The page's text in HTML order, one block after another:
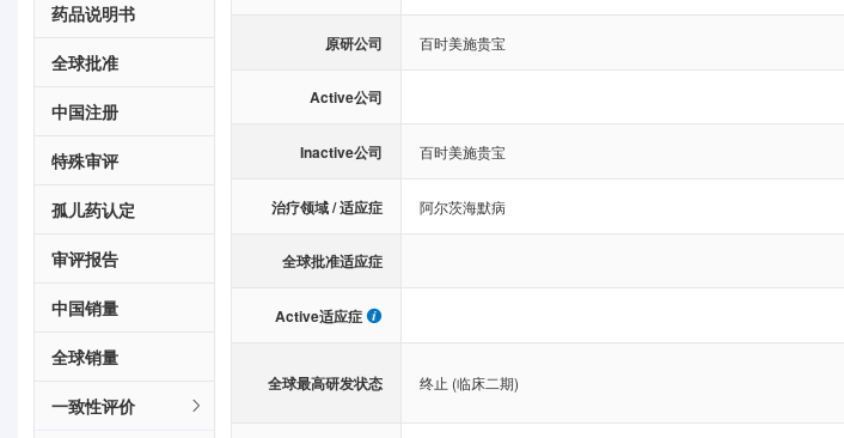
药品说明书
全球批准
中国注册
特殊审评
孤儿药认定
审评报告
中国销量
全球销量
一致性评价
原研公司 百时美施贵宝
Active公司
Inactive公司 百时美施贵宝
治疗领域 / 适应症 阿尔茨海默病
全球批准适应症
Active适应症
全球最高研发状态 终止 (临床二期)